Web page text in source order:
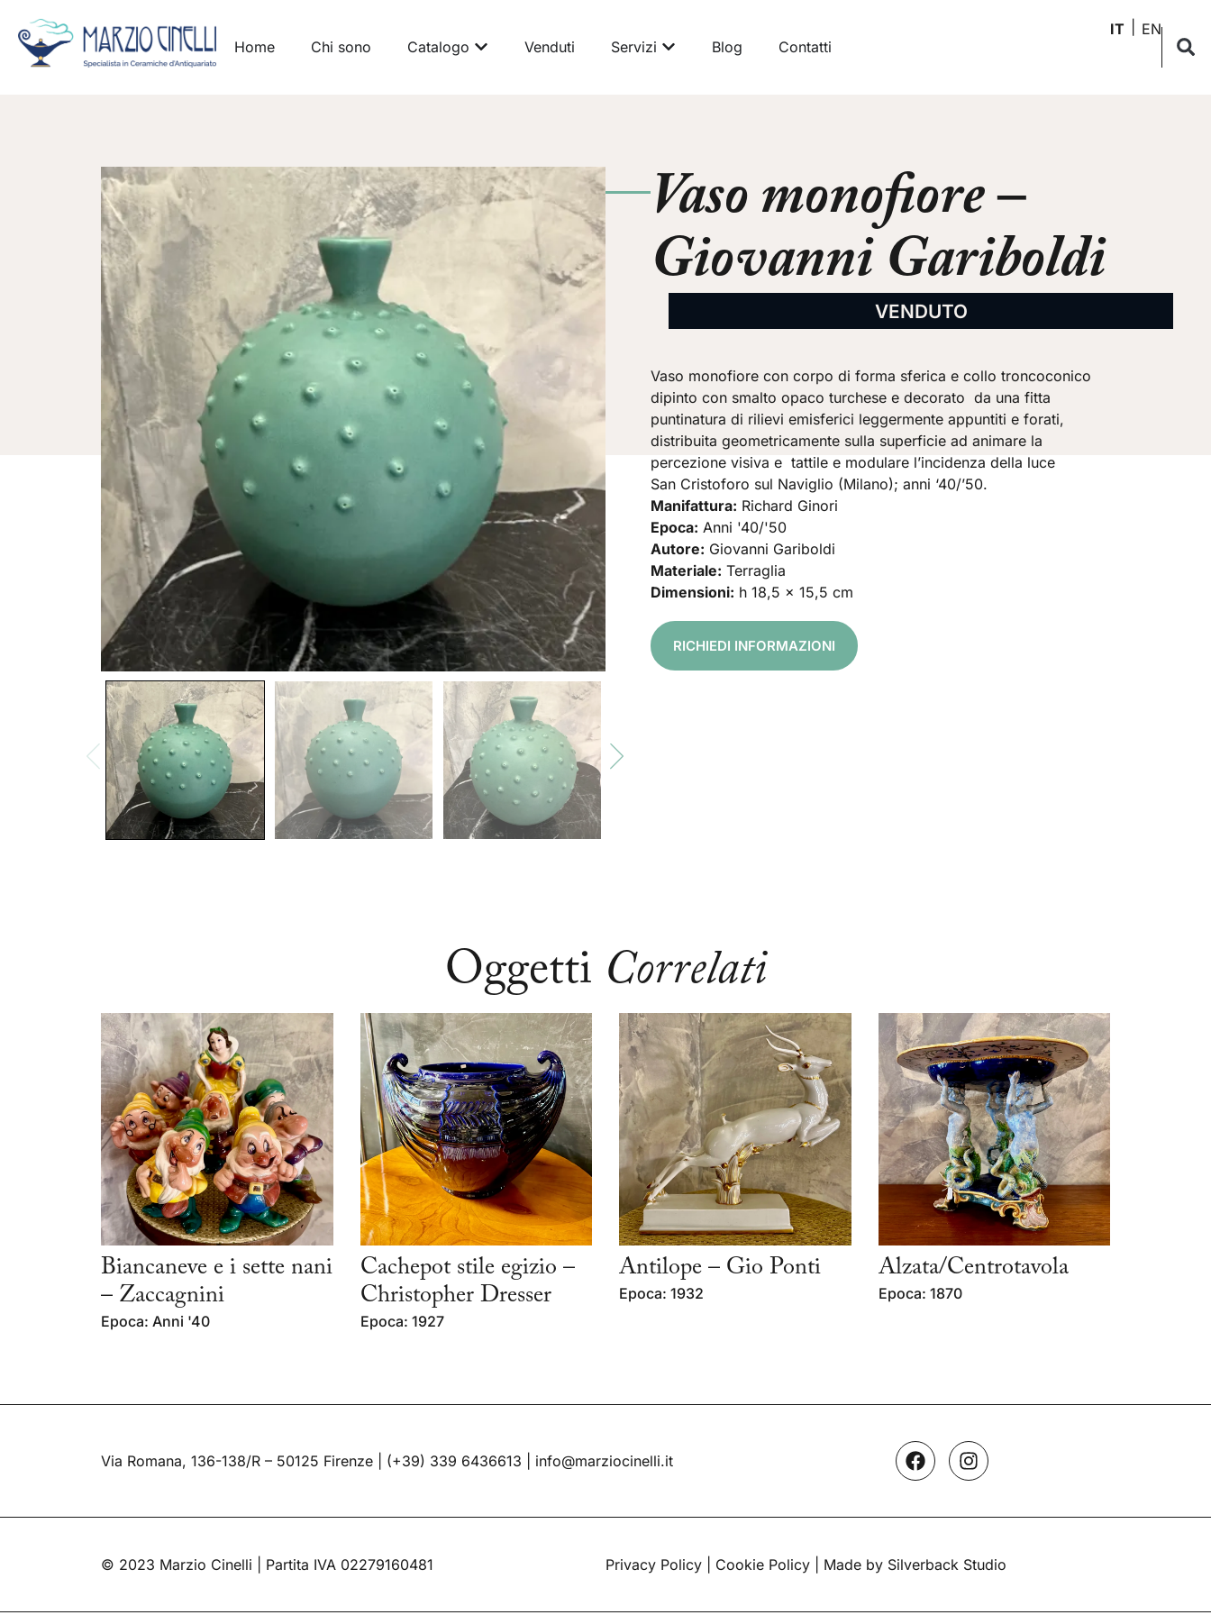
Home Chi sono Catalogo Venduti Servizi Blog Contatti
IT EN
Vaso monofiore –
Giovanni Gariboldi
VENDUTO
Vaso monofiore con corpo di forma sferica e collo troncoconico
dipinto con smalto opaco turchese e decorato da una fitta
puntinatura di rilievi emisferici leggermente appuntiti e forati,
distribuita geometricamente sulla superficie ad animare la
percezione visiva e tattile e modulare l’incidenza della luce
San Cristoforo sul Naviglio (Milano); anni ‘40/’50.
Manifattura: Richard Ginori
Epoca: Anni '40/'50
Autore: Giovanni Gariboldi
Materiale: Terraglia
Dimensioni: h 18,5 x 15,5 cm
RICHIEDI INFORMAZIONI
Oggetti Correlati
Biancaneve e i sette nani
– Zaccagnini
Epoca: Anni '40
Cachepot stile egizio –
Christopher Dresser
Epoca: 1927
Antilope – Gio Ponti
Epoca: 1932
Alzata/Centrotavola
Epoca: 1870
Via Romana, 136-138/R – 50125 Firenze | (+39) 339 6436613 info@marziocinelli.it
© 2023 Marzio Cinelli | Partita IVA 02279160481 Privacy Policy Cookie Policy | Made by Silverback Studio